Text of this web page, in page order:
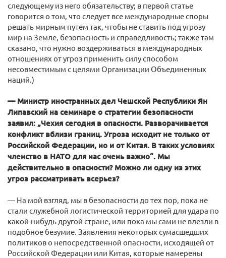
следующему из него обязательству; в первой статье
говорится о том, что следует все международные споры
решать мирным путем так, чтобы не ставить под угрозу
мир на Земле, безопасность и справедливость; также там
сказано, что нужно воздерживаться в международных
отношениях от угроз применить силу способом
несовместимым с целями Организации Объединенных
наций.)
— Министр иностранных дел Чешской Республики Ян
Липавский на семинаре о стратегии безопасности
заявил: „Чехия сегодня в опасности. Разворачивается
конфликт вблизи границ. Угроза исходит не только от
Российской Федерации, но и от Китая. В таких условиях
членство в НАТО для нас очень важно“. Мы
действительно в опасности? Можно ли одну из этих
угроз рассматривать всерьез?
— На мой взгляд, мы в безопасности до тех пор, пока не
стали служебной логистической территорией для удара по
какой-нибудь другой стране, или пока мы сами не влезли в
подобное безумие. Заявления некоторых сумасшедших
политиков о непосредственной опасности, исходящей от
Российской Федерации или Китая, которые намерены